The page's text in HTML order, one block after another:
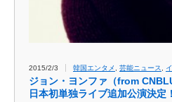
2015/2/3 韓国エンタメ 芸能ニュース
ジョン・ヨンファ（from
日本初単独ライブ追加公演決定！